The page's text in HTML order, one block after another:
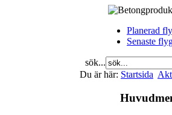
Planerad
Senaste
sök...
Du är här: Startsida